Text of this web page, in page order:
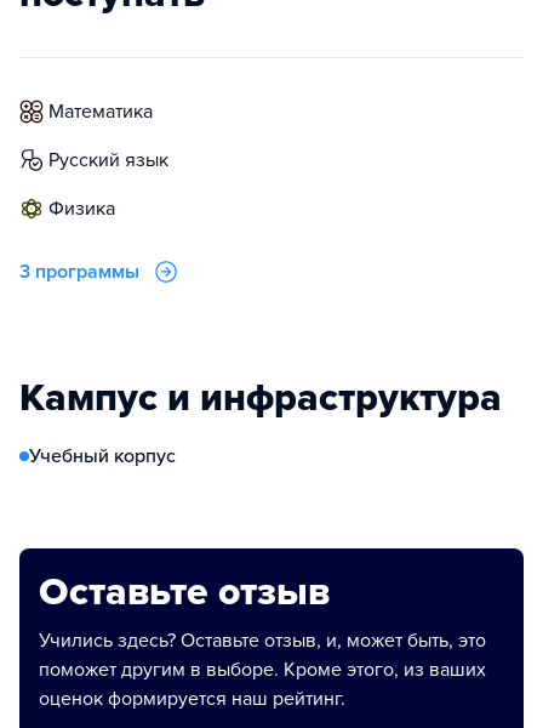
математика
русский язык
физика
3 программы
Кампус и инфраструктура
Учебный корпус
Оставьте отзыв
Учились здесь? Оставьте отзыв, и, может быть, это
поможет другим в выборе. Кроме этого, из ваших
оценок формируется наш рейтинг.